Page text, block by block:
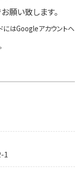
願い致します。
にはGoogleアカウントへ
1